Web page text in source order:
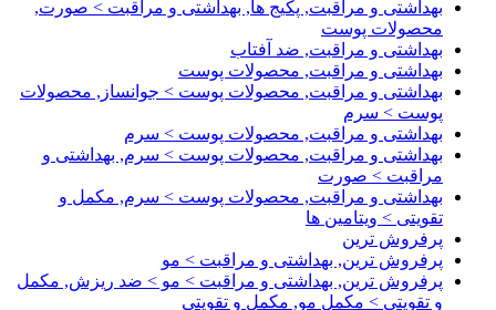
بهداشتی و مراقبت, پکیج ها, بهداشتی و مراقبت > صورت,
محصولات پوست
بهداشتی و مراقبت, ضد آفتاب
بهداشتی و مراقبت, محصولات پوست
بهداشتی و مراقبت, محصولات پوست > جوانساز, محصولات
پوست > سرم
بهداشتی و مراقبت, محصولات پوست > سرم
بهداشتی و مراقبت, محصولات پوست > سرم, بهداشتی و
مراقبت > صورت
بهداشتی و مراقبت, محصولات پوست > سرم, مکمل و
تقویتی > ویتامین ها
پرفروش ترین
پرفروش ترین, بهداشتی و مراقبت > مو
پرفروش ترین, بهداشتی و مراقبت > مو > ضد ریزش, مکمل
و تقویتی > مکمل مو, مکمل و تقویتی